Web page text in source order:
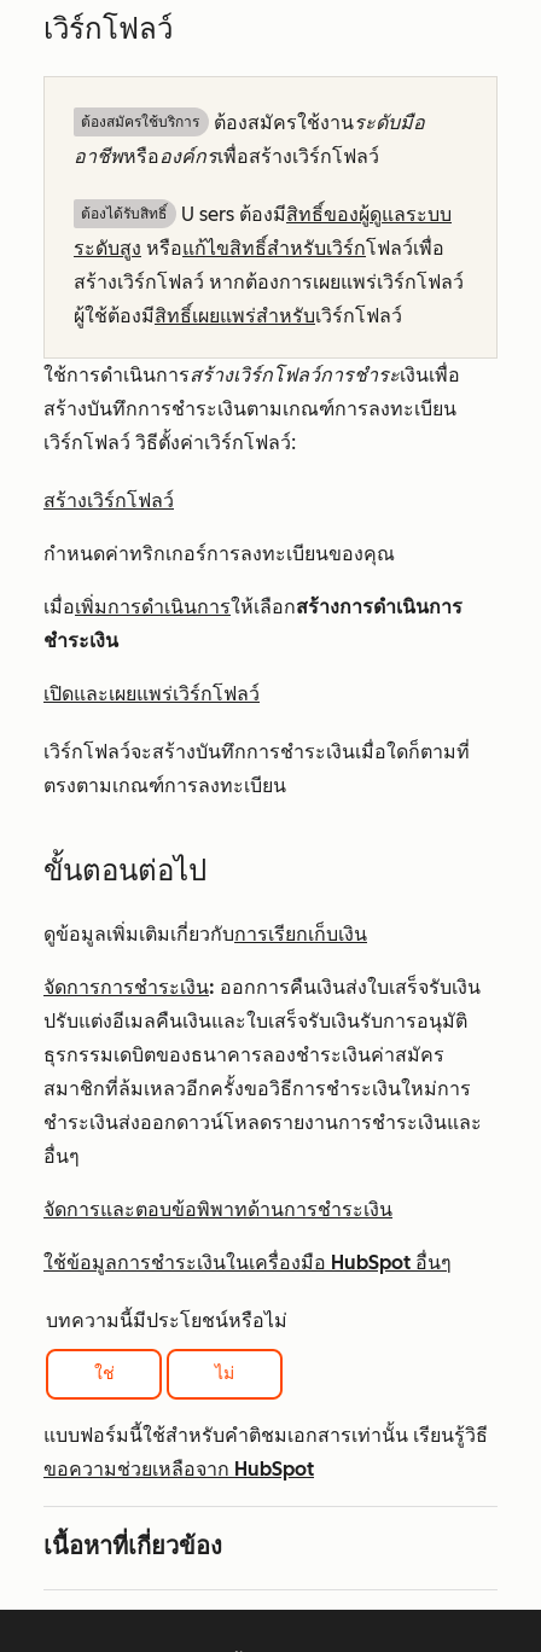
เวิร์กโฟลว์
ต้องสมัครใช้บริการ ต้องสมัครใช้งานระดับมือ
อาชีพหรือองค์กรเพื่อสร้างเวิร์กโฟลว์
ต้องได้รับสิทธิ์​ U sers ต้องมีสิทธิ์ของผู้ดูแลระบบ
ระดับสูง หรือแก้ไขสิทธิ์สำหรับเวิร์กโฟลว์เพื่อ
สร้างเวิร์กโฟลว์ หากต้องการเผยแพร่เวิร์กโฟลว์
ผู้ใช้ต้องมีสิทธิ์เผยแพร่สำหรับเวิร์กโฟลว์
ใช้การดำเนินการสร้างเวิร์กโฟลว์การชำระเงินเพื่อ
สร้างบันทึกการชำระเงินตามเกณฑ์การลงทะเบียน
เวิร์กโฟลว์ วิธีตั้งค่าเวิร์กโฟลว์:
สร้างเวิร์กโฟลว์
กำหนดค่าทริกเกอร์การลงทะเบียนของคุณ
เมื่อเพิ่มการดำเนินการให้เลือกสร้างการดำเนินการ
ชำระเงิน
เปิดและเผยแพร่เวิร์กโฟลว์
เวิร์กโฟลว์จะสร้างบันทึกการชำระเงินเมื่อใดก็ตามที่
ตรงตามเกณฑ์การลงทะเบียน
ขั้นตอนต่อไป
ดูข้อมูลเพิ่มเติมเกี่ยวกับการเรียกเก็บเงิน
จัดการการชำระเงิน: ออกการคืนเงินส่งใบเสร็จรับเงิน
ปรับแต่งอีเมลคืนเงินและใบเสร็จรับเงินรับการอนุมัติ
ธุรกรรมเดบิตของธนาคารลองชำระเงินค่าสมัคร
สมาชิกที่ล้มเหลวอีกครั้งขอวิธีการชำระเงินใหม่การ
ชำระเงินส่งออกดาวน์โหลดรายงานการชำระเงินและ
อื่นๆ
จัดการและตอบข้อพิพาทด้านการชำระเงิน
ใช้ข้อมูลการชำระเงินในเครื่องมือ HubSpot อื่นๆ
บทความนี้มีประโยชน์หรือไม่
ใช่ ไม่
แบบฟอร์มนี้ใช้สำหรับคำติชมเอกสารเท่านั้น เรียนรู้วิธี
ขอความช่วยเหลือจาก HubSpot
เนื้อหาที่เกี่ยวข้อง